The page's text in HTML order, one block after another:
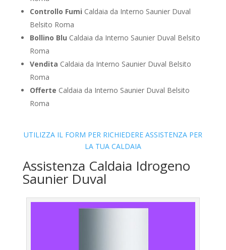
Controllo Fumi Caldaia da Interno Saunier Duval
Belsito Roma
Bollino Blu Caldaia da Interno Saunier Duval Belsito
Roma
Vendita Caldaia da Interno Saunier Duval Belsito
Roma
Offerte Caldaia da Interno Saunier Duval Belsito
Roma
UTILIZZA IL FORM PER RICHIEDERE ASSISTENZA PER
LA TUA CALDAIA
Assistenza Caldaia Idrogeno
Saunier Duval